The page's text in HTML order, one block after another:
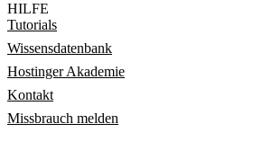
HILFE
Tutorials
Wissensdatenbank
Hostinger Akademie
Kontakt
Missbrauch melden